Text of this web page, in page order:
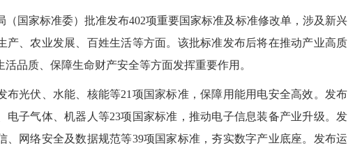
家标准委）批准发布402项重要国家标准及标准修改单，涉及新兴
产、农业发展、百姓生活等方面。该批标准发布后将在推动产业高质
品质、保障生命财产安全等方面发挥重要作用。
布光伏、水能、核能等21项国家标准，保障用能用电安全高效。 发布
电子气体、机器人等23项国家标准，推动电子信息装备产业升级。发
、网络安全及数据规范等39项国家标准，夯实数字产业底座。发布运